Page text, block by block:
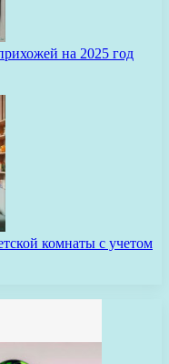
на 2025 год
комнаты с учетом